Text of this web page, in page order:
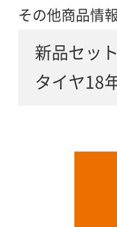
その他商品情
新品セット
タイヤ18